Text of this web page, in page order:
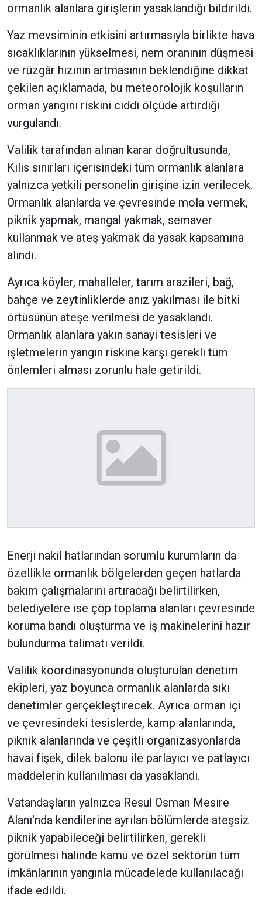
ormanlık alanlara girişlerin yasaklandığı bildirildi.
Yaz mevsiminin etkisini artırmasıyla birlikte hava
sıcaklıklarının yükselmesi, nem oranının düşmesi
ve rüzgâr hızının artmasının beklendiğine dikkat
çekilen açıklamada, bu meteorolojik koşulların
orman yangını riskini ciddi ölçüde artırdığı
vurgulandı.
Valilik tarafından alınan karar doğrultusunda,
Kilis sınırları içerisindeki tüm ormanlık alanlara
yalnızca yetkili personelin girişine izin verilecek.
Ormanlık alanlarda ve çevresinde mola vermek,
piknik yapmak, mangal yakmak, semaver
kullanmak ve ateş yakmak da yasak kapsamına
alındı.
Ayrıca köyler, mahalleler, tarım arazileri, bağ,
bahçe ve zeytinliklerde anız yakılması ile bitki
örtüsünün ateşe verilmesi de yasaklandı.
Ormanlık alanlara yakın sanayi tesisleri ve
işletmelerin yangın riskine karşı gerekli tüm
önlemleri alması zorunlu hale getirildi.
Enerji nakil hatlarından sorumlu kurumların da
özellikle ormanlık bölgelerden geçen hatlarda
bakım çalışmalarını artıracağı belirtilirken,
belediyelere ise çöp toplama alanları çevresinde
koruma bandı oluşturma ve iş makinelerini hazır
bulundurma talimatı verildi.
Valilik koordinasyonunda oluşturulan denetim
ekipleri, yaz boyunca ormanlık alanlarda sıkı
denetimler gerçekleştirecek. Ayrıca orman içi
ve çevresindeki tesislerde, kamp alanlarında,
piknik alanlarında ve çeşitli organizasyonlarda
havai fişek, dilek balonu ile parlayıcı ve patlayıcı
maddelerin kullanılması da yasaklandı.
Vatandaşların yalnızca Resul Osman Mesire
Alanı'nda kendilerine ayrılan bölümlerde ateşsiz
piknik yapabileceği belirtilirken, gerekli
görülmesi halinde kamu ve özel sektörün tüm
imkânlarının yangınla mücadelede kullanılacağı
ifade edildi.